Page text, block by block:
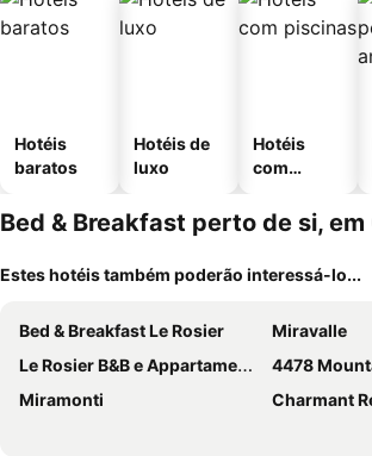
Hotéis
baratos
Hotéis de
luxo
Hotéis
com
Bed & Breakfast perto de si,
Estes hotéis também poderão interessá-lo...
Bed & Breakfast Le Rosier
Miravalle
Le Rosier B&B e Appartamento
4478
Miramonti
Charmant